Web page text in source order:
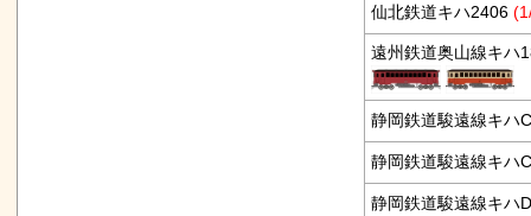
仙北鉄道キハ2406
遠州鉄道奥山線キハ
静岡鉄道駿遠線キハ
静岡鉄道駿遠線キハ
静岡鉄道駿遠線キハ